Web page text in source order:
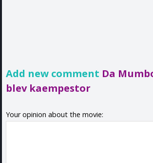
Add new comment Da
blev kaempestor
Your opinion about the movie: